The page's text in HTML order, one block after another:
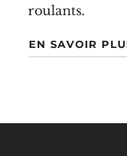
roulants.
EN SAVOIR